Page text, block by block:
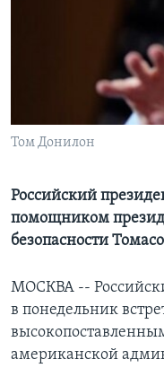
СОЦИАЛЬНЫЕ СЕТИ
Том Донилон
Российский
помощником
безопасности
МОСКВА --
в понедельник
американской